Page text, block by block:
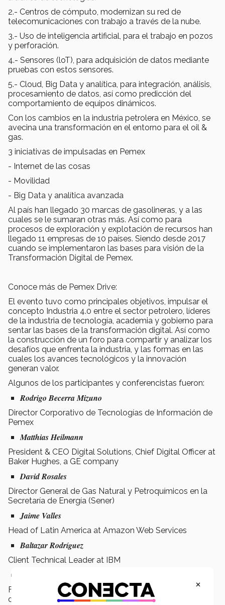
2.- Centros de cómputo, modernizan su red de
telecomunicaciones con trabajo a través de la nube.
3.- Uso de inteligencia artificial, para el trabajo en pozos
y perforación.
4.- Sensores (loT), para adquisición de datos mediante
pruebas con estos sensores.
5.- Cloud, Big Data y analítica, para integración, análisis,
procesamiento de datos, así como predicción del
comportamiento de equipos dinámicos.
Con los cambios en la industria petrolera en México, se
avecina una transformación en el entorno para el oil &
gas.
3 iniciativas de impulsadas en Pemex
- Internet de las cosas
- Movilidad
- Big Data y analítica avanzada
Al país han llegado 30 marcas de gasolineras, y a las
cuales se le sumaran otras más. Así como para
procesos de exploración y explotación de recursos han
llegado 11 empresas de 10 países. Siendo desde 2017
cuando se implementaron las bases para visión de la
Transformación Digital de Pemex.
Conoce más de Pemex Drive:
El evento tuvo como principales objetivos, impulsar el
concepto Industria 4.0 entre el sector petrolero, líderes
de la industria de tecnología, academia y gobierno para
sentar las bases de la transformación digital. Así como
la construcción de un foro para compartir y analizar los
desafíos que enfrenta la industria, y las formas en las
cuales los avances tecnológicos y la innovación
generan valor.
Algunos de los participantes y conferencistas fueron:
Rodrigo Becerra Mizuno
Director Corporativo de Tecnologías de Información de
Pemex
Matthias Heilmann
President & CEO Digital Solutions, Chief Digital Officer at
Baker Hughes, a GE company
David Rosales
Director General de Gas Natural y Petroquímicos en la
Secretaría de Energía (Sener)
Jaime Valles
Head of Latin America at Amazon Web Services
Baltazar Rodríguez
Client Technical Leader at IBM
Financial Specialist in LATAM at Banco Interamericano
de Desarrollo.
×